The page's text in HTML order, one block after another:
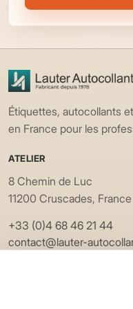
Étiquettes, autocollants
en France pour les
ATELIER
8 Chemin de Luc
11200 Cruscades, France
+33 (0)4 68 46 21 44
contact@lauter-